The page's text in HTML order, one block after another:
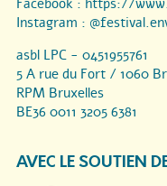
Instagram :
asbl LPC - 0451955761
5 A rue du Fort / 1060
RPM Bruxelles
BE36 0011 3205 6381
AVEC LE SOUTIEN